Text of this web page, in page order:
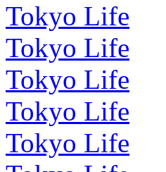
Tokyo Life
Tokyo Life
Tokyo Life
Tokyo Life
Tokyo Life